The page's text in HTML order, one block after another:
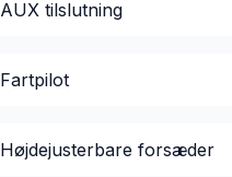
AUX tilslutning
Fartpilot
Højdejusterbare forsæder